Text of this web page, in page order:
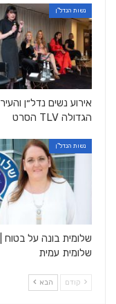
נשות הנדל"ן
אירוע נשים נדל״ן והעיר
הגדולה TLV הסרט
נשות הנדל"ן
שלומית בונה על בטוח |
שלומית עמית
קודם הבא